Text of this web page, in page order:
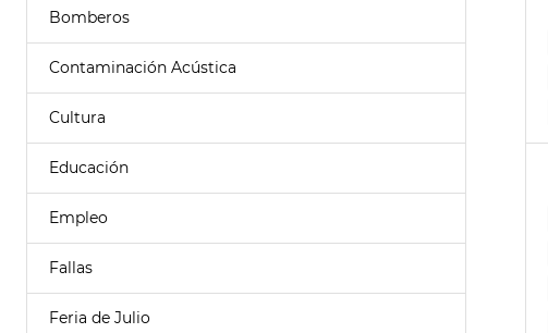
Bomberos
Contaminación Acústica
Cultura
Educación
Empleo
Fallas
Feria de Julio